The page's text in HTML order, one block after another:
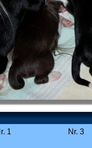
Nr. 1 Nr. 3